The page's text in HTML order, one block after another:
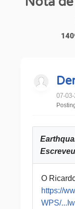
Sobre
07-
O
https://
WPS/